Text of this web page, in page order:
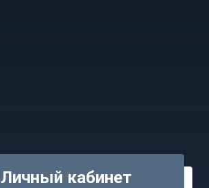
Личный кабинет